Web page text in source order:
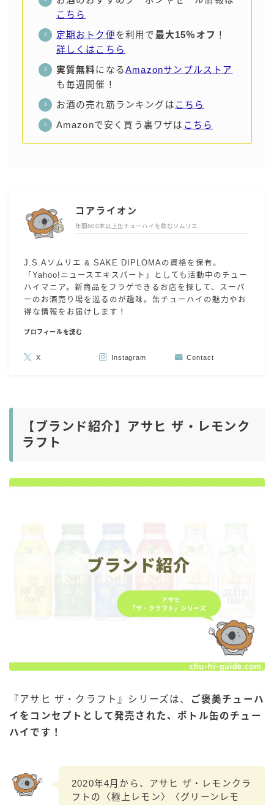
こちら
定期おトク便を利用で最大15％オフ ！
詳しくはこちら
実質無料になるAmazonサンプルストア
も毎週開催！
お酒の売れ筋ランキングは こちら
Amazonで安く買う裏ワザは こちら
コアライオン
年間600本以上缶チューハイを飲むソムリエ
J.S.Aソムリエ & SAKE DIPLOMAの資格を保有。
「Yahoo!ニュースエキスパート」としても活動中のチュー
ハイマニア。新商品をフラゲできるお店を探して、スーパ
ーのお酒売り場を巡るのが趣味。缶チューハイの魅力やお
得な情報をお届けします！
プロフィールを読む
X Instagram Contact
【ブランド紹介】アサヒ ザ・レモンク
ラフト
『アサヒ ザ・クラフト』シリーズは、
ご褒美チューハ
イをコンセプトとして発売された、ボトル缶のチュー
ハイです！
2020年4月から、アサヒ ザ・レモンクラ
フトの〈極上レモン〉〈グリーンレモ